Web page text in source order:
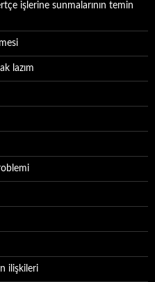
işlerine sunmalarının temin
lazım
ilişkileri